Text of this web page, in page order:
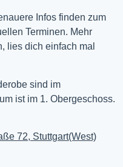
Infos finden zum
Terminen. Mehr
lies dich einfach mal
sind im
ist im 1. Obergeschoss.
72, Stuttgart(West)